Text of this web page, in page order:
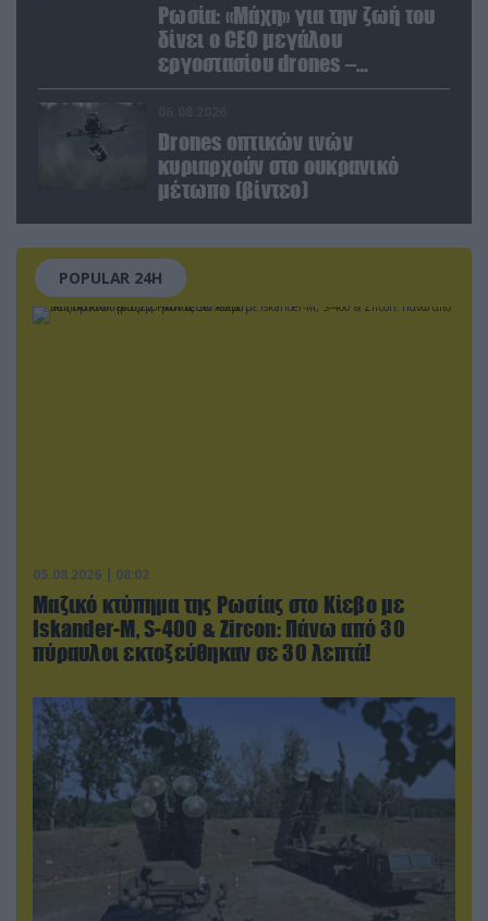
Ρωσία: «Μάχη» για την ζωή του
δίνει ο CEO μεγάλου
εργοστασίου drones –
Ανατίναξαν το αυτοκίνητό του!
Drones οπτικών ινών
κυριαρχούν στο ουκρανικό
μέτωπο (βίντεο)
POPULAR 24H
05.08.2026 | 08:02
Μαζικό κτύπημα της Ρωσίας στο Κίεβο με
Iskander-Μ, S-400 & Zircon: Πάνω από 30
πύραυλοι εκτοξεύθηκαν σε 30 λεπτά!